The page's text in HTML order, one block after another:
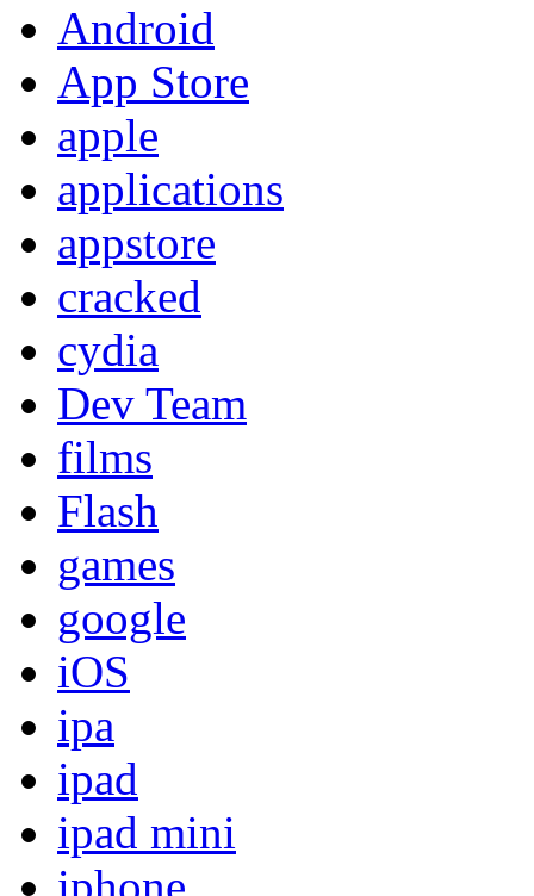
Android
App Store
apple
applications
appstore
cracked
cydia
Dev Team
films
Flash
games
google
iOS
ipa
ipad
ipad mini
iphone